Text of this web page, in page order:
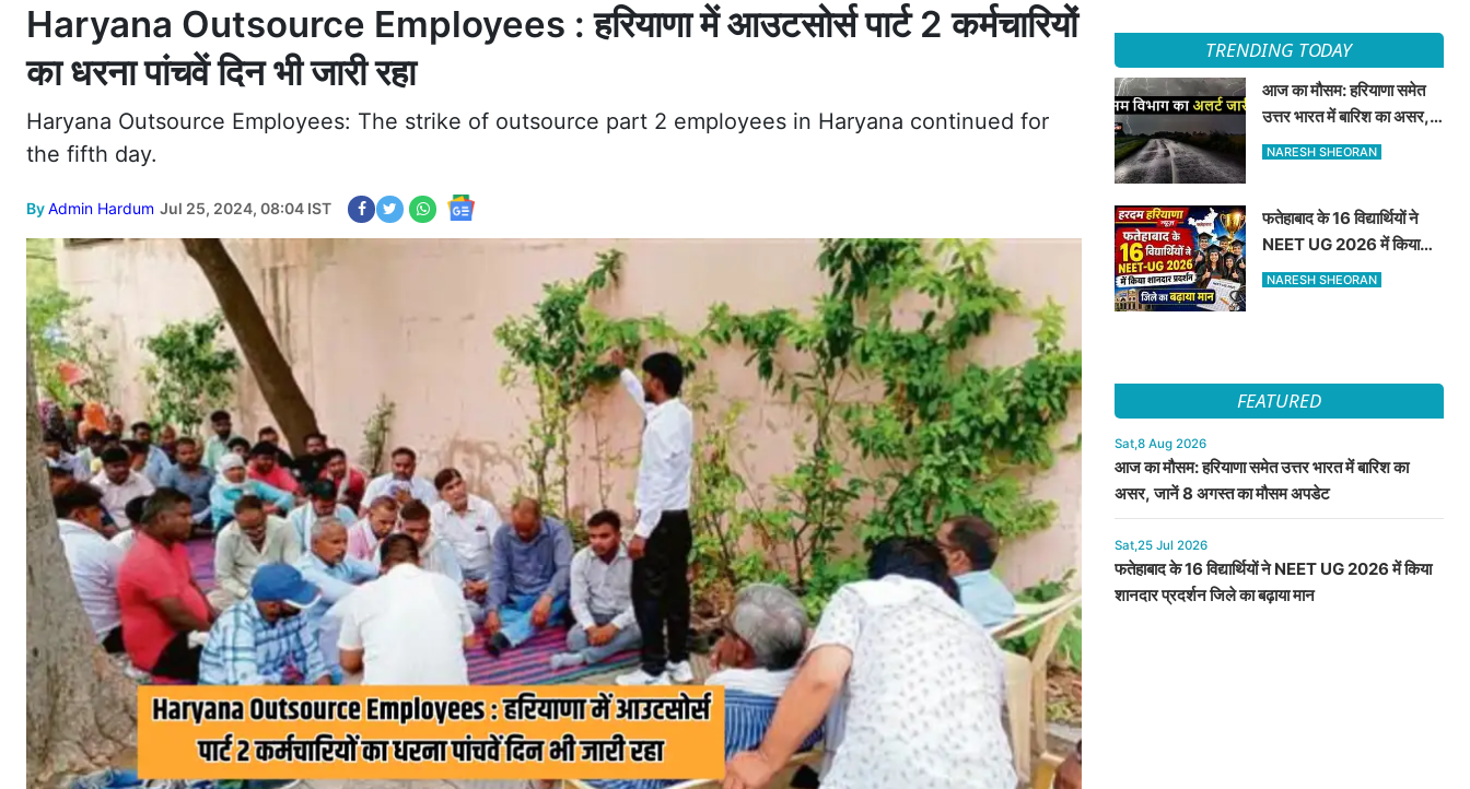
Haryana Outsource Employees : हरियाणा में आउटसोर्स पार्ट 2 कर्मचारियों
का धरना पांचवें दिन भी जारी रहा
Haryana Outsource Employees: The strike of outsource part 2 employees in Haryana continued for
the fifth day.
ByAdmin Hardum Jul 25, 2024, 08:04 IST
TRENDING TODAY
आज का मौसम: हरियाणा समेत
उत्तर भारत में बारिश का असर,
जानें 8 अगस्त का मौसम अपडेट
NARESH SHEORAN
फतेहाबाद के 16 विद्यार्थियों ने
NEET UG 2026 में किया
शानदार प्रदर्शन जिले का बढ़ाया
NARESH SHEORAN
FEATURED
Sat,8 Aug 2026
आज का मौसम: हरियाणा समेत उत्तर भारत में बारिश का
असर, जानें 8 अगस्त का मौसम अपडेट
Sat,25 Jul 2026
फतेहाबाद के 16 विद्यार्थियों ने NEET UG 2026 में किया
शानदार प्रदर्शन जिले का बढ़ाया मान